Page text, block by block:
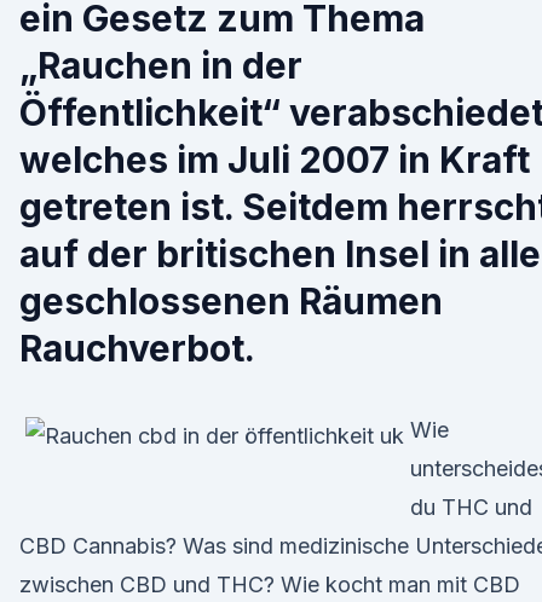
ein Gesetz zum Thema
„Rauchen in der
Öffentlichkeit“
welches im Juli 2007 in Kraft
getreten ist. Seitdem
auf der britischen Insel in
geschlossenen Räumen
Rauchverbot.
Wie
du THC und
CBD Cannabis? Was sind medizinische
zwischen CBD und THC? Wie kocht man mit CBD